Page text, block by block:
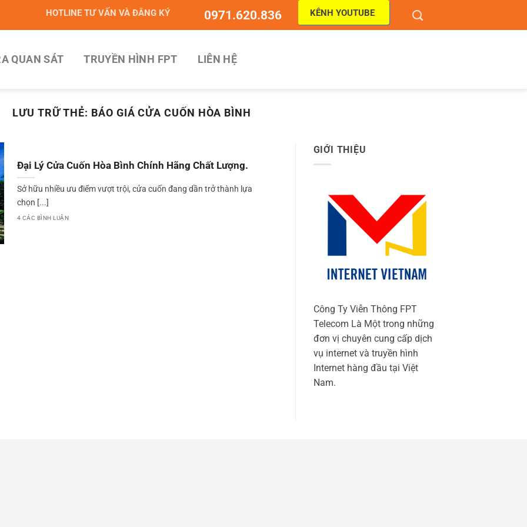
HOTLINE TƯ VẤN VÀ ĐĂNG KÝ 0971.620.836 KÊNH YOUTUBE
QUAN SÁT TRUYỀN HÌNH FPT LIÊN HỆ
LƯU TRỮ THẺ: BÁO GIÁ CỬA CUỐN HÒA BÌNH
Đại Lý Cửa Cuốn Hòa Bình Chính Hãng Chất Lượng.
Sở hữu nhiều ưu điểm vượt trội, cửa cuốn đang dần trở thành lựa
chọn [...]
4 CÁC BÌNH LUẬN
GIỚI THIỆU
Công Ty Viễn Thông FPT
Telecom Là Một trong những
đơn vị chuyên cung cấp dịch
vụ internet và truyền hình
Internet hàng đầu tại Việt
Nam.